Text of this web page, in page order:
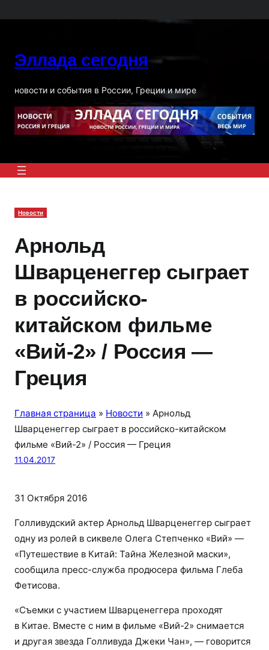
к
Эллада сегодня
новости и события в России, Греции и мире
Новости
Арнольд
Шварценеггер сыграет
в российско-
китайском фильме
«Вий-2» / Россия —
Греция
Главная страница » Новости » Арнольд
Шварценеггер сыграет в российско-китайском
фильме «Вий-2» / Россия — Греция
11.04.2017
31 Октября 2016
Голливудский актер Арнольд Шварценеггер сыграет
одну из ролей в сиквеле Олега Степченко «Вий» —
«Путешествие в Китай: Тайна Железной маски»,
сообщила пресс-служба продюсера фильма Глеба
Фетисова.
«Съемки с участием Шварценеггера проходят
в Китае. Вместе с ним в фильме «Вий-2» снимается
и другая звезда Голливуда Джеки Чан», — говорится